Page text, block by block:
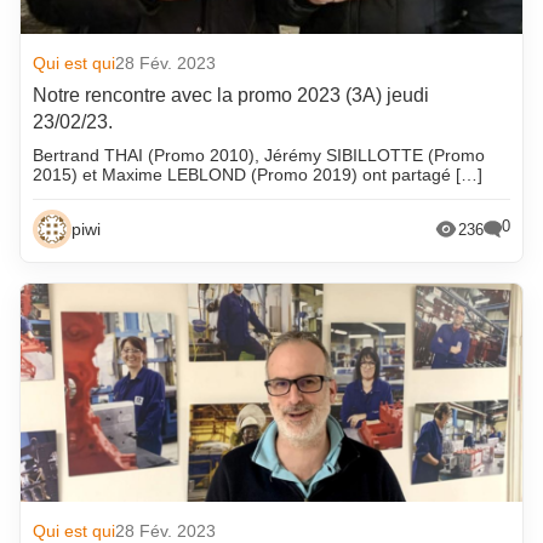
avril 2022
mars 2022
février 2022
décembre 2021
novembre 2021
septembre 2021
août 2021
juillet 2021
juin 2021
mai 2021
avril 2021
mars 2021
mai 2014
mars 2014
janvier 2014
octobre 2013
septembre 2013
août 2013
juillet 2013
juin 2013
mai 2013
Qui est qui28 Fév. 2023
Notre rencontre avec la promo 2023 (3A) jeudi
23/02/23.
Bertrand THAI (Promo 2010), Jérémy SIBILLOTTE (Promo
2015) et Maxime LEBLOND (Promo 2019) ont partagé […]
piwi 236 0
Qui est qui28 Fév. 2023